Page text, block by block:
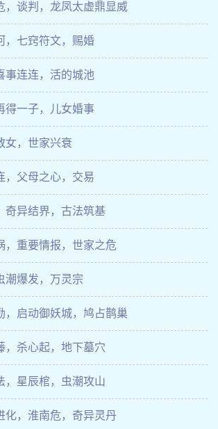
，谈判，龙凤太虚鼎显威
，七窍符文，赐婚
事连连，活的城池
得一子，儿女婚事
女，世家兴衰
，父母之心，交易
奇异结界，古法筑基
，重要情报，世家之危
潮爆发，万灵宗
，启动御妖城，鸠占鹊巢
，杀心起，地下墓穴
，星辰棺，虫潮攻山
化，淮南危，奇异灵丹